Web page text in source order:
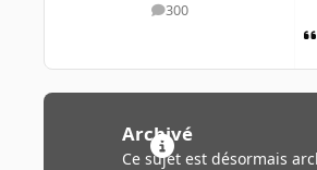
300
messages
Archivé
Ce sujet est désormais